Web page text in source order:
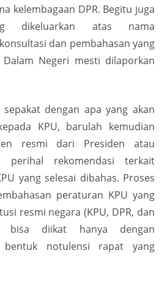
kelembagaan DPR. Begitu juga
dikeluarkan atas nama
dan pembahasan yang
Negeri mesti dilaporkan
sepakat dengan apa yang akan
KPU, barulah kemudian
resmi dari Presiden atau
perihal rekomendasi terkait
yang selesai dibahas. Proses
peraturan KPU yang
resmi negara (KPU, DPR, dan
bisa diikat hanya dengan
bentuk notulensi rapat yang